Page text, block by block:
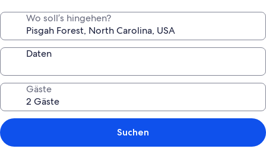
Wo soll’s hingehen?
Daten
Gäste
Suchen